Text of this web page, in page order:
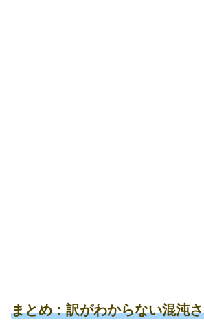
まとめ：訳がわからない混沌さ